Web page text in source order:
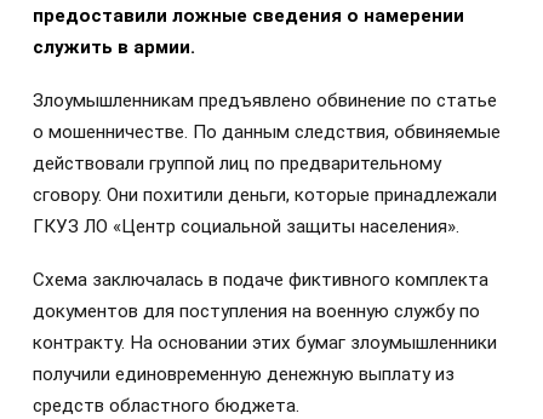
предоставили ложные сведения о намерении
служить в армии.
Злоумышленникам предъявлено обвинение по статье
о мошенничестве. По данным следствия, обвиняемые
действовали группой лиц по предварительному
сговору. Они похитили деньги, которые принадлежали
ГКУЗ ЛО «Центр социальной защиты населения».
Схема заключалась в подаче фиктивного комплекта
документов для поступления на военную службу по
контракту. На основании этих бумаг злоумышленники
получили единовременную денежную выплату из
средств областного бюджета.